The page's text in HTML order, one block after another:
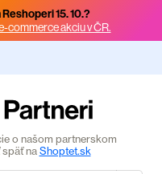
15. 10.?
commerce akciu v ČR.
o našom partnerskom
naShoptet.sk